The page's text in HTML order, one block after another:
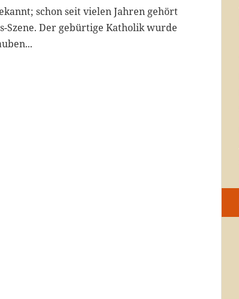
schon seit vielen Jahren gehört
Szene. Der gebürtige Katholik wurde